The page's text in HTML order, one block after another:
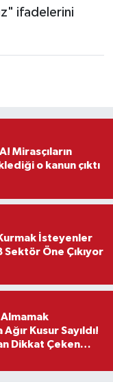
ifadelerini
o kanun çıktı
İsteyenler
Sektör Öne Çıkıyor
Kusur Sayıldı!
Dikkat Çeken